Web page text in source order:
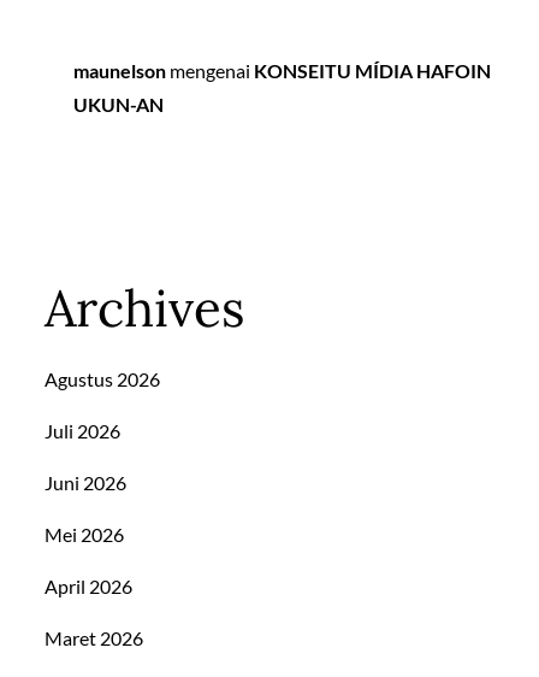
maunelson mengenai KONSEITU MÍDIA HAFOIN
UKUN-AN
Archives
Agustus 2026
Juli 2026
Juni 2026
Mei 2026
April 2026
Maret 2026